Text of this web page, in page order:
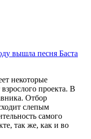
вышла песня Баста
некоторые
проекта. В
Отбор
слепым
самого
так же, как и во